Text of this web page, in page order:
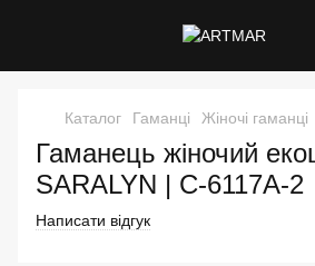
Каталог Гаманці Жіночі гаманці
Гаманець жіночий
SARALYN | C-6117A-2
Написати відгук